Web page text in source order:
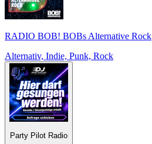
RADIO BOB! BOBs Alternative Rock
Alternativ, Indie, Punk, Rock
Party Pilot Radio